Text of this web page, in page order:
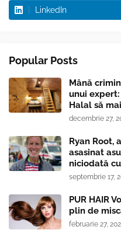
LinkedIn
Popular Posts
Mână
unui
Halal să
decembrie 27,
Ryan Root,
asasinat
niciodată
septembrie 17,
PUR HAIR
plin de
februarie 27,